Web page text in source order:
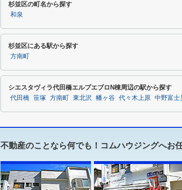
杉並区の町名から探す
和泉
杉並区にある駅から探す
方南町
シエスタヴィラ代田橋エルプエブロN棟周辺の駅から探す
代田橋 笹塚 方南町 東北沢 幡ヶ谷 代々木上原 中野富士
不動産のことなら何でも！コムハウジングへお